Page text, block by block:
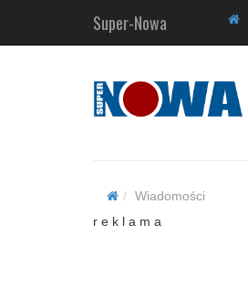
Super-Nowa
Wiadomości
r e k l a m a